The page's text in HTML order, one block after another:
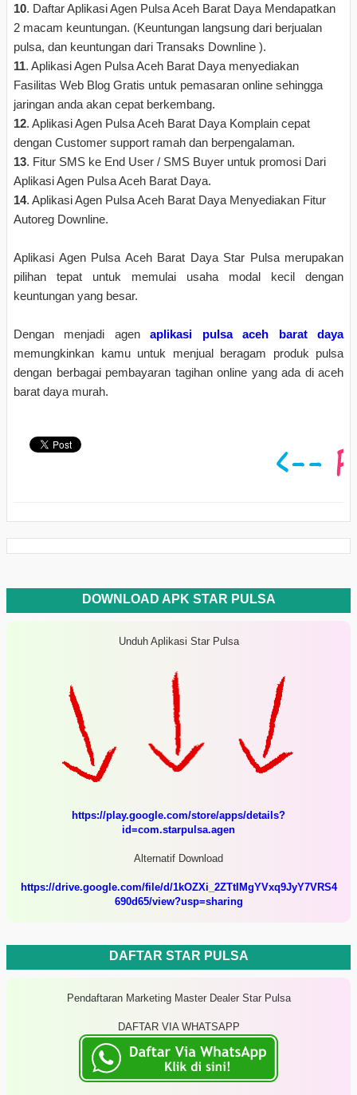
10. Daftar Aplikasi Agen Pulsa Aceh Barat Daya Mendapatkan
2 macam keuntungan. (Keuntungan langsung dari berjualan
pulsa, dan keuntungan dari Transaks Downline ).
11. Aplikasi Agen Pulsa Aceh Barat Daya menyediakan
Fasilitas Web Blog Gratis untuk pemasaran online sehingga
jaringan anda akan cepat berkembang.
12. Aplikasi Agen Pulsa Aceh Barat Daya Komplain cepat
dengan Customer support ramah dan berpengalaman.
13. Fitur SMS ke End User / SMS Buyer untuk promosi Dari
Aplikasi Agen Pulsa Aceh Barat Daya.
14. Aplikasi Agen Pulsa Aceh Barat Daya Menyediakan Fitur
Autoreg Downline.
Aplikasi Agen Pulsa Aceh Barat Daya Star Pulsa merupakan
pilihan tepat untuk memulai usaha modal kecil dengan
keuntungan yang besar.
Dengan menjadi agenaplikasi pulsa aceh barat daya
memungkinkan kamu untuk menjual beragam produk pulsa
dengan berbagai pembayaran tagihan online yang ada di aceh
barat daya murah.
DOWNLOAD APK STAR PULSA
Unduh Aplikasi Star Pulsa
https://play.google.com/store/apps/details?
id=com.starpulsa.agen
Alternatif Download
https://drive.google.com/file/d/1kOZXi_2ZTtIMgYVxq9JyY7VRS4
690d65/view?usp=sharing
DAFTAR STAR PULSA
Pendaftaran Marketing Master Dealer Star Pulsa
DAFTAR VIA WHATSAPP